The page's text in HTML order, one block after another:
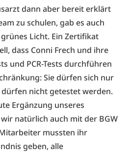
dann aber bereit erklärt
zu schulen, gab es auch
Licht. Ein Zertifikat
dass Conni Frech und ihre
und PCR-Tests durchführen
Sie dürfen sich nur
nicht getestet werden.
Ergänzung unseres
natürlich auch mit der BGW
mussten ihr
geben, alle